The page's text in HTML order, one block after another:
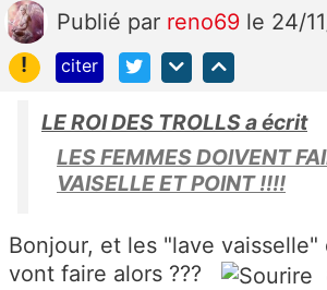
Publié par reno69 le 24/
!
citer
LE ROI DES TROLLS a écrit
LES FEMMES DOIVENT
VAISELLE ET POINT !!!!
Bonjour, et les "lave vaisselle"
vont faire alors ???